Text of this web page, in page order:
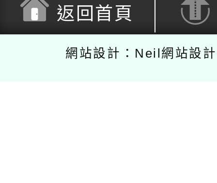
返回首頁
網站設計：Neil網站設